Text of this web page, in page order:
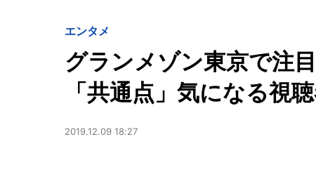
エンタメ
グランメゾン東京で注
「共通点」気になる視
2019.12.09 18:27